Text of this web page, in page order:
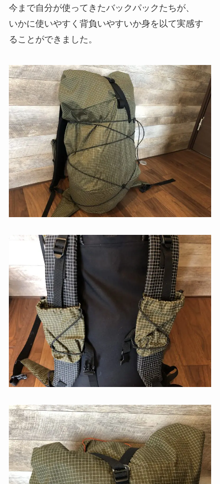
今まで自分が使ってきたバックパックたちが、
いかに使いやすく背負いやすいか身を以て実感す
ることができました。